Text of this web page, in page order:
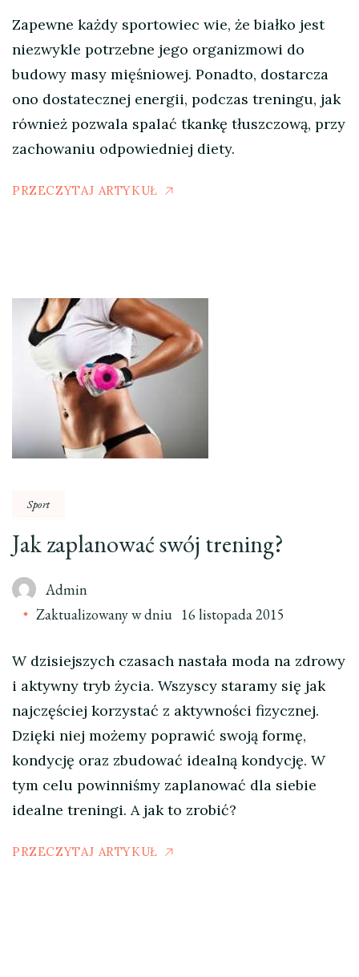
Zapewne każdy sportowiec wie, że białko jest
niezwykle potrzebne jego organizmowi do
budowy masy mięśniowej. Ponadto, dostarcza
ono dostatecznej energii, podczas treningu, jak
również pozwala spalać tkankę tłuszczową, przy
zachowaniu odpowiedniej diety.
PRZECZYTAJ ARTYKUŁ
Sport
Jak zaplanować swój trening?
Admin
Zaktualizowany w dniu 16 listopada 2015
W dzisiejszych czasach nastała moda na zdrowy
i aktywny tryb życia. Wszyscy staramy się jak
najczęściej korzystać z aktywności fizycznej.
Dzięki niej możemy poprawić swoją formę,
kondycję oraz zbudować idealną kondycję. W
tym celu powinniśmy zaplanować dla siebie
idealne treningi. A jak to zrobić?
PRZECZYTAJ ARTYKUŁ